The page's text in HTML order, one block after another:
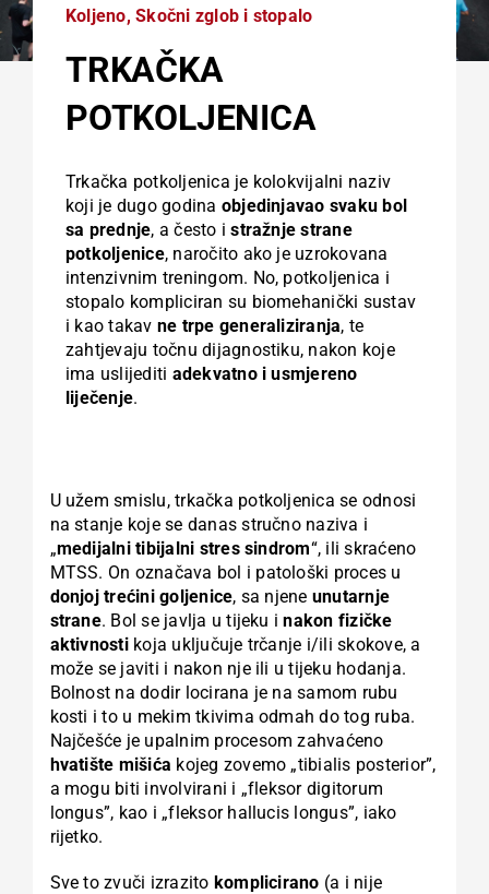
Koljeno,Skočni zglob i stopalo
TRKAČKA
POTKOLJENICA
Trkačka potkoljenica je kolokvijalni naziv
koji je dugo godina objedinjavao svaku bol
sa prednje, a često istražnje strane
potkoljenice, naročito ako je uzrokovana
intenzivnim treningom. No, potkoljenica i
stopalo kompliciran su biomehanički sustav
i kao takav ne trpe generaliziranja, te
zahtjevaju točnu dijagnostiku, nakon koje
ima uslijediti adekvatno i usmjereno
liječenje.
U užem smislu, trkačka potkoljenica se odnosi
na stanje koje se danas stručno naziva i
„medijalni tibijalni stres sindrom“, ili skraćeno
MTSS. On označava bol i patološki proces u
donjoj trećini goljenice, sa njene unutarnje
strane. Bol se javlja u tijeku i nakon fizičke
aktivnostikoja uključuje trčanje i/ili skokove, a
može se javiti i nakon nje ili u tijeku hodanja.
Bolnost na dodir locirana je na samom rubu
kosti i to u mekim tkivima odmah do tog ruba.
Najčešće je upalnim procesom zahvaćeno
hvatište mišića kojeg zovemo „tibialis posterior”,
a mogu biti involvirani i „fleksor digitorum
longus”, kao i „fleksor hallucis longus”, iako
rijetko.
Sve to zvuči izrazito komplicirano (a i nije